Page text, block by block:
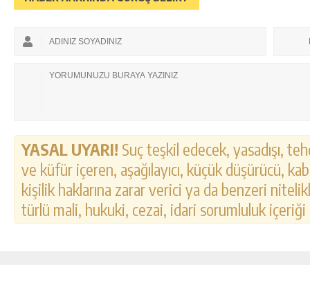
YASAL UYARI! Suç teşkil edecek, yasadışı,
ve küfür içeren, aşağılayıcı, küçük düşürücü,
kişilik haklarına zarar verici ya da benzeri
türlü mali, hukuki, cezai, idari sorumluluk